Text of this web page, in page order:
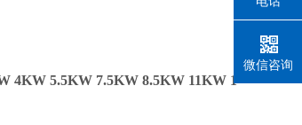
4KW 5.5KW 7.5KW 8.5KW 11KW 1
微信咨询